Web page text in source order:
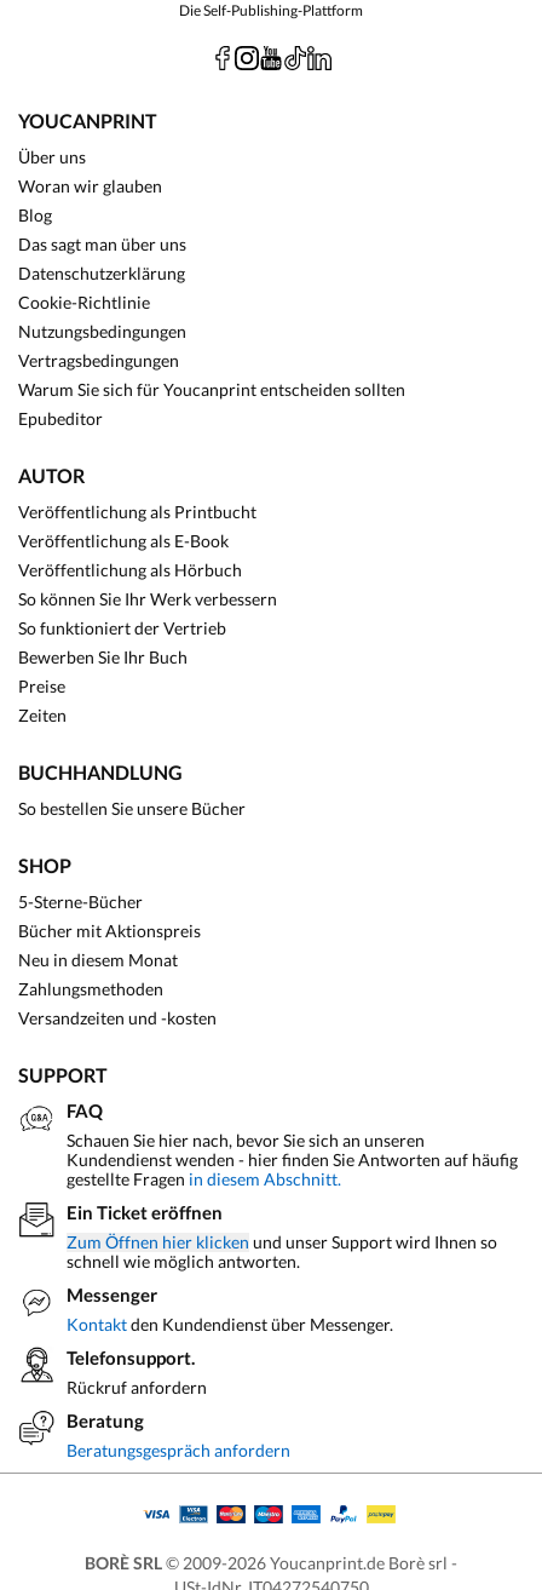
Die Self-Publishing-Plattform
YOUCANPRINT
Über uns
Woran wir glauben
Blog
Das sagt man über uns
Datenschutzerklärung
Cookie-Richtlinie
Nutzungsbedingungen
Vertragsbedingungen
Warum Sie sich für Youcanprint entscheiden sollten
Epubeditor
AUTOR
Veröffentlichung als Printbucht
Veröffentlichung als E-Book
Veröffentlichung als Hörbuch
So können Sie Ihr Werk verbessern
So funktioniert der Vertrieb
Bewerben Sie Ihr Buch
Preise
Zeiten
BUCHHANDLUNG
So bestellen Sie unsere Bücher
SHOP
5-Sterne-Bücher
Bücher mit Aktionspreis
Neu in diesem Monat
Zahlungsmethoden
Versandzeiten und -kosten
SUPPORT
FAQ
Schauen Sie hier nach, bevor Sie sich an unseren
Kundendienst wenden - hier finden Sie Antworten auf häufig
gestellte Fragen in diesem Abschnitt.
Ein Ticket eröffnen
Zum Öffnen hier klicken und unser Support wird Ihnen so
schnell wie möglich antworten.
Messenger
Kontaktden Kundendienst über Messenger.
Telefonsupport.
Rückruf anfordern
Beratung
Beratungsgespräch anfordern
BORÈ SRL© 2009-2026 Youcanprint.de Borè srl -